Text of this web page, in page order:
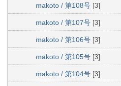
makoto / 第108号 [3]
makoto / 第107号 [3]
makoto / 第106号 [3]
makoto / 第105号 [3]
makoto / 第104号 [3]